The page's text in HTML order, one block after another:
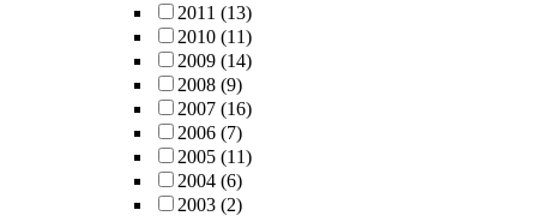
2011 (13)
2010 (11)
2009 (14)
2008 (9)
2007 (16)
2006 (7)
2005 (11)
2004 (6)
2003 (2)